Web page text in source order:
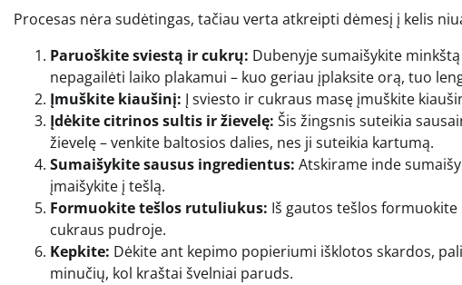
Procesas nėra sudėtingas, tačiau verta atkreipti dėmesį į kelis
Paruoškite sviestą ir cukrų: Dubenyje sumaišykite
nepagailėti laiko plakamui – kuo geriau įplaksite orą, tuo
Įmuškite kiaušinį: Į sviesto ir cukraus masę įmuškite
Įdėkite citrinos sultis ir žievelę: Šis žingsnis suteikia
žievelę – venkite baltosios dalies, nes ji suteikia kartumą.
Sumaišykite sausus ingredientus: Atskirame inde
įmaišykite į tešlą.
Formuokite tešlos rutuliukus: Iš gautos tešlos
cukraus pudroje.
Kepkite: Dėkite ant kepimo popieriumi išklotos skardos,
minučių, kol kraštai švelniai paruds.